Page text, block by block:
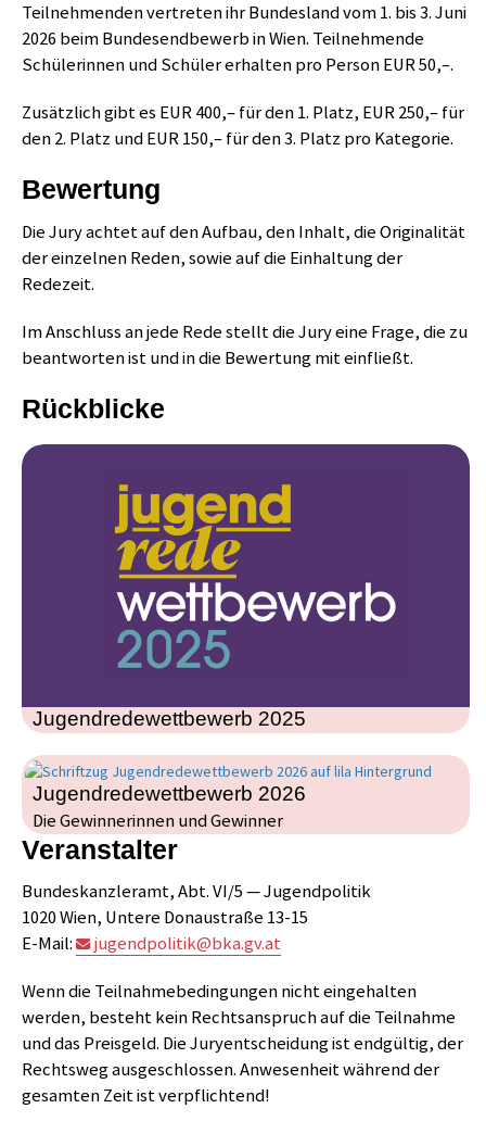
Teilnehmenden vertreten ihr Bundesland vom 1. bis 3. Juni
2026 beim Bundesendbewerb in Wien. Teilnehmende
Schülerinnen und Schüler erhalten pro Person EUR 50,–.
Zusätzlich gibt es EUR 400,– für den 1. Platz, EUR 250,– für
den 2. Platz und EUR 150,– für den 3. Platz pro Kategorie.
Bewertung
Die Jury achtet auf den Aufbau, den Inhalt, die Originalität
der einzelnen Reden, sowie auf die Einhaltung der
Redezeit.
Im Anschluss an jede Rede stellt die Jury eine Frage, die zu
beantworten ist und in die Bewertung mit einfließt.
Rückblicke
Jugendredewettbewerb 2025
Jugendredewettbewerb 2026
Die Gewinnerinnen und Gewinner
Veranstalter
​Bundeskanzleramt, Abt. VI/5 — Jugendpolitik
1020 Wien, Untere Donaustraße 13-15
E-Mail:
jugendpolitik@bka.gv.at
Wenn die Teilnahmebedingungen nicht eingehalten
werden, besteht kein Rechtsanspruch auf die Teilnahme
und das Preisgeld. Die Juryentscheidung ist endgültig, der
Rechtsweg ausgeschlossen. Anwesenheit während der
gesamten Zeit ist verpflichtend!